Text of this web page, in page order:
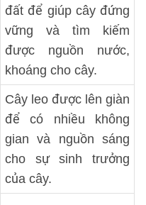
đất để giúp cây đứng
vững và tìm kiếm
được nguồn nước,
khoáng cho cây.
Cây leo được lên giàn
để có nhiều không
gian và nguồn sáng
cho sự sinh trưởng
của cây.